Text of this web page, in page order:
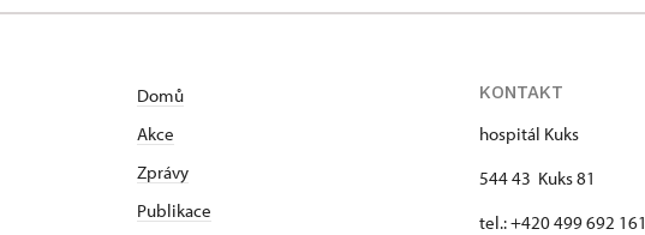
Domů
Akce
Zprávy
Publikace
KONTAKT
hospitál Kuks
544 43 Kuks 81
tel.: +420 499 692 161